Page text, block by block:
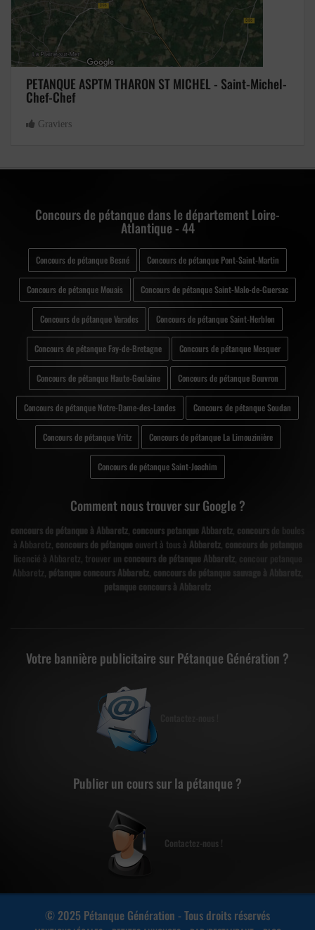
PETANQUE ASPTM THARON ST MICHEL - Saint-Michel-
Chef-Chef
Graviers
Concours de pétanque dans le département Loire-
Atlantique - 44
Concours de pétanque Besné Concours de pétanque Pont-Saint-Martin
Concours de pétanque Mouais Concours de pétanque Saint-Malo-de-Guersac
Concours de pétanque Varades Concours de pétanque Saint-Herblon
Concours de pétanque Fay-de-Bretagne Concours de pétanque Mesquer
Concours de pétanque Haute-Goulaine Concours de pétanque Bouvron
Concours de pétanque Notre-Dame-des-Landes Concours de pétanque Soudan
Concours de pétanque Vritz Concours de pétanque La Limouzinière
Concours de pétanque Saint-Joachim
Comment nous trouver sur Google ?
concours de pétanque à Abbaretz, concours petanque Abbaretz, concours de boules
à Abbaretz, concours de pétanqueouvert à tous à Abbaretz, concours de petanque
licencié à Abbaretz, trouver un concours de pétanque Abbaretz, concour petanque
Abbaretz, pétanque concours Abbaretz, concours de pétanque sauvage à Abbaretz
petanque concours à Abbaretz
Votre bannière publicitaire sur Pétanque Génération ?
Publier un cours sur la pétanque ?
Contactez-nous !
© 2025 Pétanque Génération - Tous droits réservés